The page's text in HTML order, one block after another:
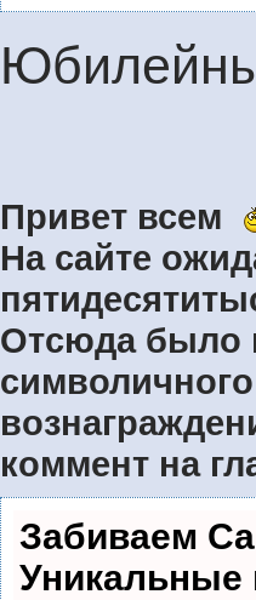
Привет всем
На сайте
Отсюда было
коммент на
Забиваем
Уникальные